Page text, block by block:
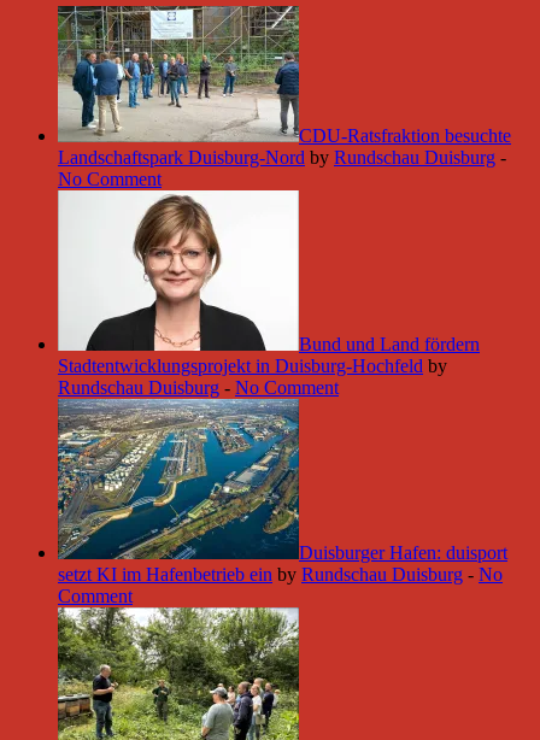
CDU-Ratsfraktion besuchte
Landschaftspark Duisburg-Nord by Rundschau Duisburg -
No Comment
Bund und Land fördern
Stadtentwicklungsprojekt in Duisburg-Hochfeld by
Rundschau Duisburg - No Comment
Duisburger Hafen: duisport
setzt KI im Hafenbetrieb ein by Rundschau Duisburg - No
Comment